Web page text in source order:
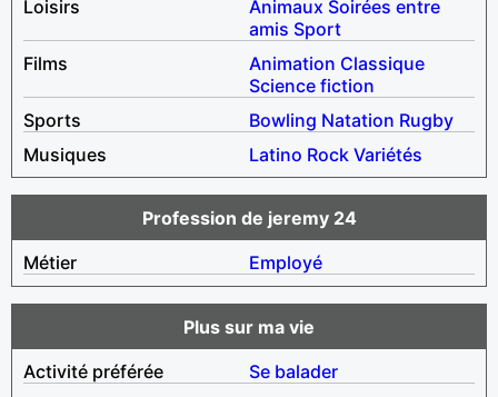
Loisirs
Animaux Soirées entre
amis Sport
Films
Animation Classique
Science fiction
Sports
Bowling Natation Rugby
Musiques
Latino Rock Variétés
Profession de jeremy 24
Métier
Employé
Plus sur ma vie
Activité préférée
Se balader